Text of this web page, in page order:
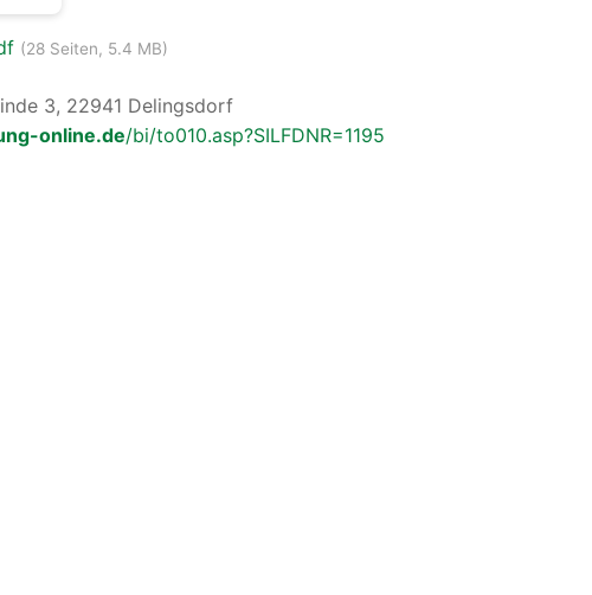
(28 Seiten, 5.4 MB)
3, 22941 Delingsdorf
online.de/bi/to010.asp?SILFDNR=1195